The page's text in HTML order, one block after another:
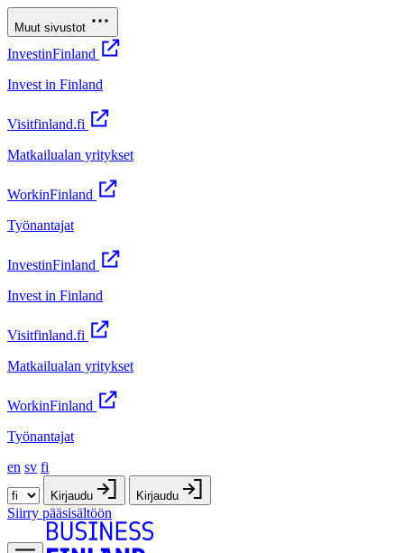
Muut sivustot
InvestinFinland
Invest in Finland
Visitfinland.fi
Matkailualan yritykset
WorkinFinland
Työnantajat
InvestinFinland
Invest in Finland
Visitfinland.fi
Matkailualan yritykset
WorkinFinland
Työnantajat
en sv fi
Kirjaudu Kirjaudu
Siirry pääsisältöön